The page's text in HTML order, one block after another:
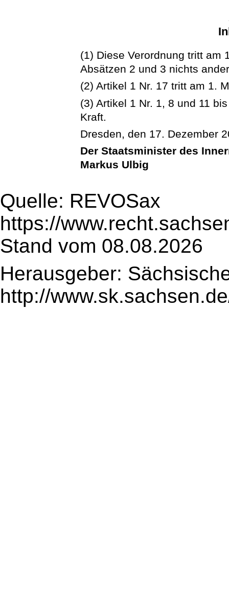
(1) Diese Verordnung tritt am
Absätzen 2 und 3 nichts
(2) Artikel 1 Nr. 17 tritt am 1.
(3) Artikel 1 Nr. 1, 8 und 11
Kraft.
Dresden, den 17. Dezember
Der Staatsminister des
Markus Ulbig
Quelle: REVOSax
https://
Stand vom 08.08.2026
Herausgeber:
http://